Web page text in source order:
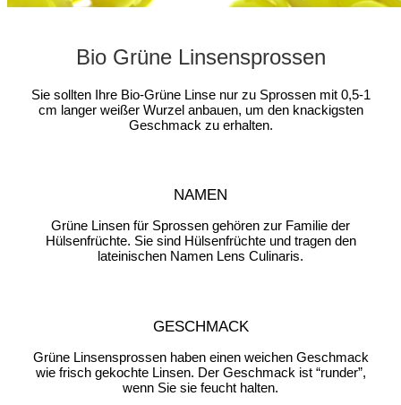
Bio Grüne Linsensprossen
Sie sollten Ihre Bio-Grüne Linse nur zu Sprossen mit 0,5-1
cm langer weißer Wurzel anbauen, um den knackigsten
Geschmack zu erhalten.
NAMEN
Grüne Linsen für Sprossen gehören zur Familie der
Hülsenfrüchte. Sie sind Hülsenfrüchte und tragen den
lateinischen Namen Lens Culinaris.
GESCHMACK
Grüne Linsensprossen haben einen weichen Geschmack
wie frisch gekochte Linsen. Der Geschmack ist “runder”,
wenn Sie sie feucht halten.